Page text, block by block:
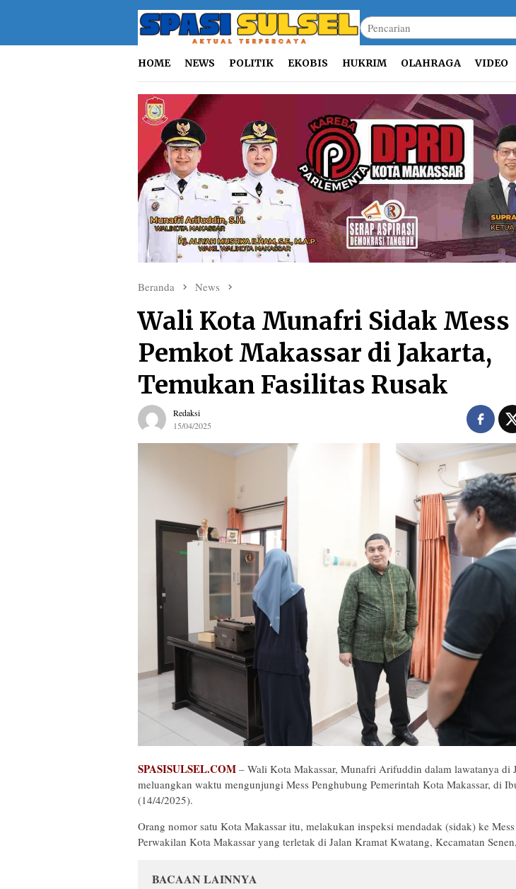
HOME NEWS POLITIK EKOBIS HUKRIM OLAHRAGA VIDEO
Beranda News
Wali Kota Munafri Sidak Mess
Pemkot Makassar di Jakarta,
Temukan Fasilitas Rusak
Redaksi
15/04/2025
SPASISULSEL.COM – Wali Kota Makassar, Munafri Arifuddin dalam lawatanya di
meluangkan waktu mengunjungi Mess Penghubung Pemerintah Kota Makassar, di
(14/4/2025).
Orang nomor satu Kota Makassar itu, melakukan inspeksi mendadak (sidak) ke
Perwakilan Kota Makassar yang terletak di Jalan Kramat Kwatang, Kecamatan
BACAAN LAINNYA